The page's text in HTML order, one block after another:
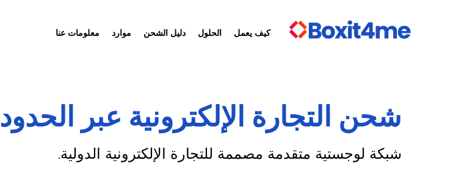
كيف يعمل الحلول دليل الشحن موارد معلومات عنا
شحن التجارة الإلكترونية عبر الحدود
شبكة لوجستية متقدمة مصممة للتجارة الإلكترونية الدولية.